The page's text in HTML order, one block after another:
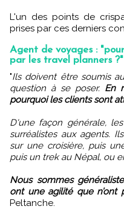
L'un des points de
prises par ces derniers
Agent de voyages :
par les travel planners ?"
"Ils doivent être soumis aux mêmes règles, il n’y a pas de
question à se poser. En
pourquoi les clients sont
D'une façon générale,
surréalistes aux agents.
sur une croisière, puis
puis un trek au Népal, ou
Nous sommes
ont une agilité que n’ont
Peltanche.